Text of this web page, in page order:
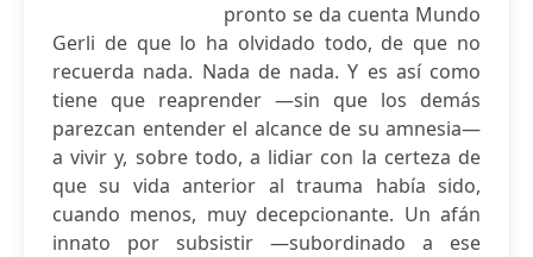
pronto se da cuenta Mundo
Gerli de que lo ha olvidado todo, de que no
recuerda nada. Nada de nada. Y es así como
tiene que reaprender —sin que los demás
parezcan entender el alcance de su amnesia—
a vivir y, sobre todo, a lidiar con la certeza de
que su vida anterior al trauma había sido,
cuando menos, muy decepcionante. Un afán
innato por subsistir —subordinado a ese